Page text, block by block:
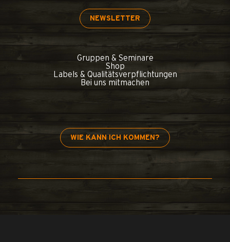
NEWSLETTER
Gruppen & Seminare
Shop
Labels & Qualitätsverpflichtungen
Bei uns mitmachen
WIE KANN ICH KOMMEN?